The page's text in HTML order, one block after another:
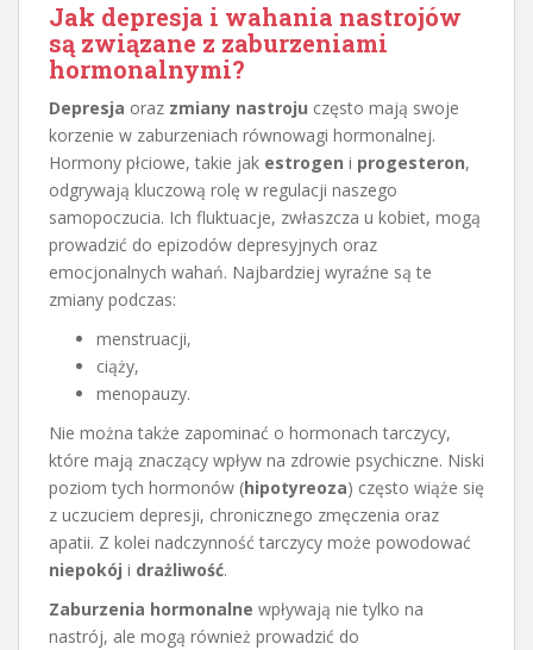
Jak depresja i wahania nastrojów
są związane z zaburzeniami
hormonalnymi?
Depresja oraz zmiany nastroju często mają swoje
korzenie w zaburzeniach równowagi hormonalnej.
Hormony płciowe, takie jak estrogen i progesteron,
odgrywają kluczową rolę w regulacji naszego
samopoczucia. Ich fluktuacje, zwłaszcza u kobiet, mogą
prowadzić do epizodów depresyjnych oraz
emocjonalnych wahań. Najbardziej wyraźne są te
zmiany podczas:
menstruacji,
ciąży,
menopauzy.
Nie można także zapominać o hormonach tarczycy,
które mają znaczący wpływ na zdrowie psychiczne. Niski
poziom tych hormonów (hipotyreoza) często wiąże się
z uczuciem depresji, chronicznego zmęczenia oraz
apatii. Z kolei nadczynność tarczycy może powodować
niepokój i drażliwość.
Zaburzenia hormonalne wpływają nie tylko na
nastrój, ale mogą również prowadzić do